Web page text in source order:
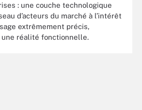
: une couche technologique
d’acteurs du marché à l’intérêt
extrêmement précis,
réalité fonctionnelle.